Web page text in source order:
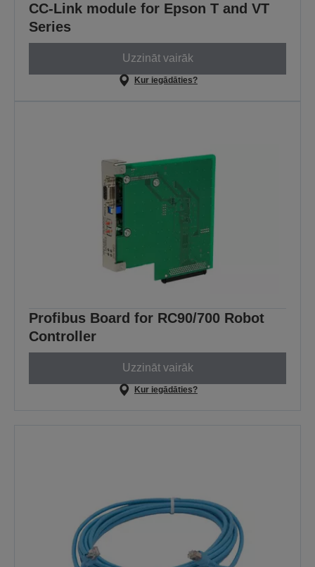
CC-Link module for Epson T and VT
Series
Uzzināt vairāk
Kur iegādāties?
Profibus Board for RC90/700 Robot
Controller
Uzzināt vairāk
Kur iegādāties?